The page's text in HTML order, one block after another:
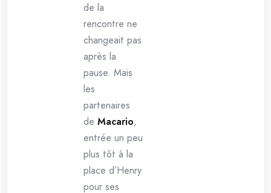
de la
rencontre ne
changeait pas
après la
pause. Mais
les
partenaires
de Macario,
entrée un peu
plus tôt à la
place d’Henry
pour ses